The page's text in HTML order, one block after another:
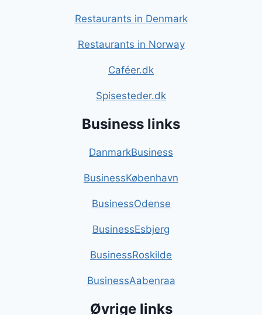
Restaurants in Denmark
Restaurants in Norway
Caféer.dk
Spisesteder.dk
Business links
DanmarkBusiness
BusinessKøbenhavn
BusinessOdense
BusinessEsbjerg
BusinessRoskilde
BusinessAabenraa
Øvrige links